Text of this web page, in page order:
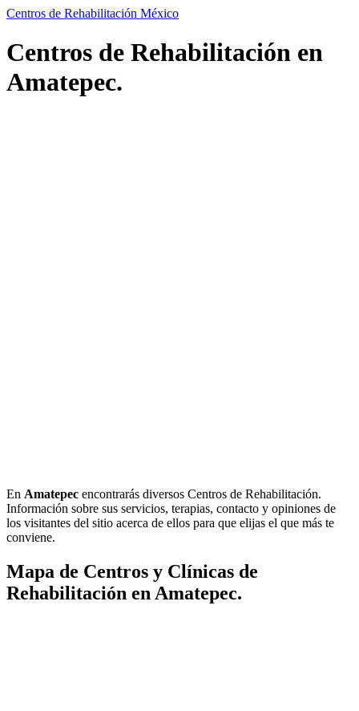
Centros de Rehabilitación México
Centros de Rehabilitación en
Amatepec.
En Amatepec encontrarás diversos Centros de Rehabilitación.
Información sobre sus servicios, terapias, contacto y opiniones de
los visitantes del sitio acerca de ellos para que elijas el que más te
conviene.
Mapa de Centros y Clínicas de
Rehabilitación en Amatepec.